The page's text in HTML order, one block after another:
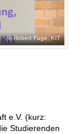
Robert Fuge, KIT
e.V. (kurz:
Studierenden